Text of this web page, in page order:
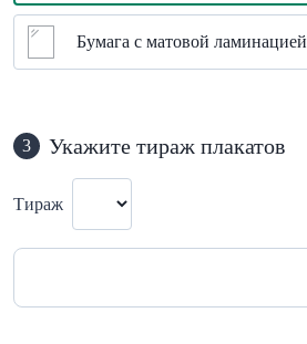
Бумага с матовой ламинацией
3 Укажите тираж плакатов
Тираж